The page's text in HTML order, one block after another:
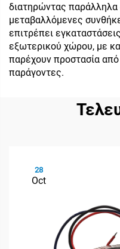
διατηρώντας
μεταβαλλόμενες
επιτρέπει
εξωτερικού χώρου, με
παρέχουν προστασία
παράγοντες.
28
Oct